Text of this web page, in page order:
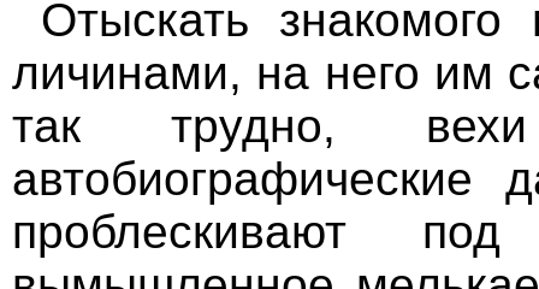
Отыскать
личинами, на него им
так трудно,
проблескивают